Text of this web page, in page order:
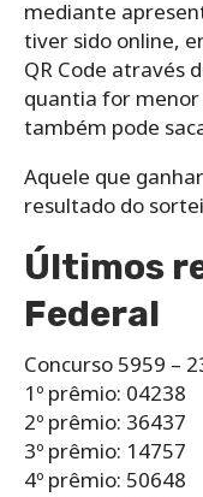
mediante
tiver sido online,
QR Code através
quantia for menor
também pode
Aquele que
resultado do
Últimos
Federal
Concurso 5959 –
1º prêmio: 04238
2º prêmio: 36437
3º prêmio: 14757
4º prêmio: 50648